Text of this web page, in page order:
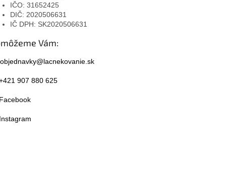
IČO: 31652425
DIČ: 2020506631
IČ DPH: SK2020506631
Vám:
objednavky@lacnekovanie.sk
907 880 625